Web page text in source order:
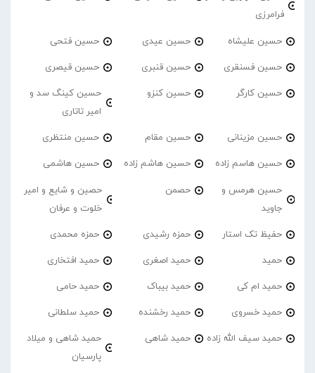
فرامرزی
حسین علیشاه حسین عیدی حسین فتحی
حسین فسنقری حسین قنبری حسین قیصری
حسین کارگر حسین کنزو
حسین کینگ سد و
امیر تاتاری
حسین مزینانی حسین مقام حسین منتظری
حسین هاسم زاده حسین هاشم زاده حسین هاشمی
حسین هرمس و
جاوید
حصمن
حصین و شایع و امیر
خلوت و عرفان
حفیظ تک استار حمزه رشیدی حمزه محمدی
حمید حمید اصغری حمید افتخاری
حمید ام کی حمید بیباک حمید حامی
حمید خسروی حمید رخشنده حمید سلطانی
حمید سیف الله زاده حمید شاهی
حمید شاهی و میلاد
پارسیان